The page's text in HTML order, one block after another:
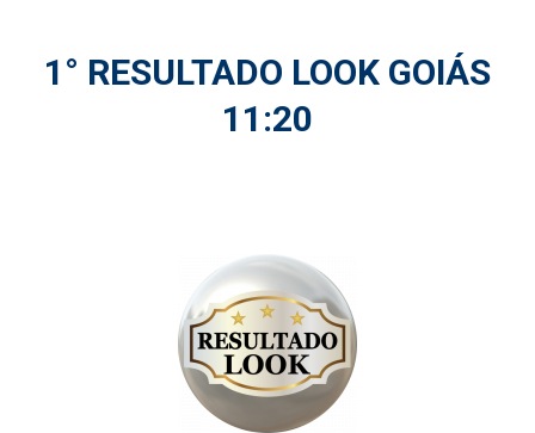
1° RESULTADO LOOK GOIÁS
11:20